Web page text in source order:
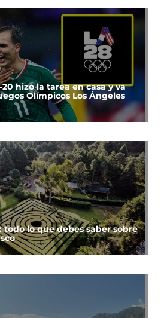
hizo la tarea en casa y va
Olímpicos Los Ángeles
todo lo que debes saber sobre